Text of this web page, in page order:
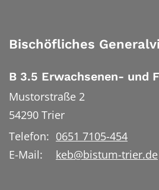
Bischöfliches
B 3.5 Erwachsenen- und
Mustorstraße 2
54290 Trier
Telefon: 0651 7105-454
E-Mail:
keb@bistum-trier.de